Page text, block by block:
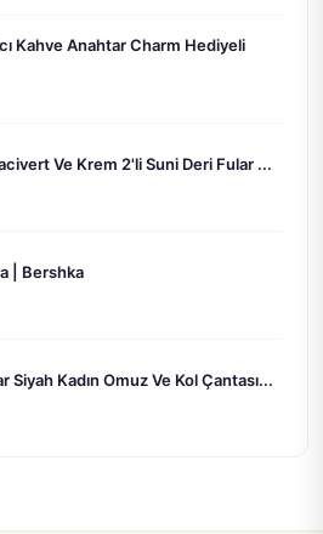
Kahve Anahtar Charm Hediyeli
Ve Krem 2'li Suni Deri Fular ...
| Bershka
Siyah Kadın Omuz Ve Kol Çantası...